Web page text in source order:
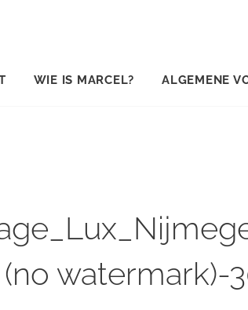
WIE IS MARCEL? ALGEMENE
(no watermark)-